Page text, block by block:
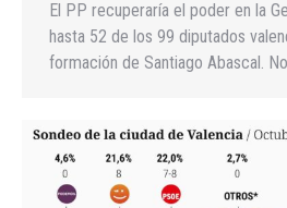
El PP recuperaría el poder en la
hasta 52 de los 99 diputados
formación de Santiago Abascal.